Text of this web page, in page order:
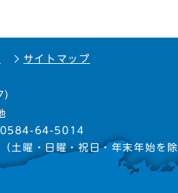
サイトマップ
64-5014
（土曜・日曜・祝日・年末年始を除